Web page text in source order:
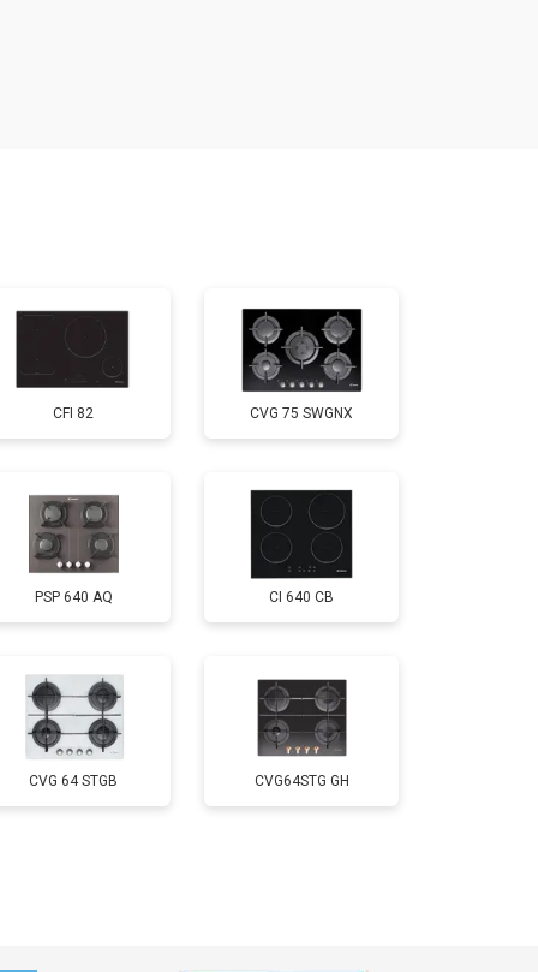
CFI 82 CVG 75 SWGNX
PSP 640 AQ CI 640 CB
CVG 64 STGB CVG64STG GH